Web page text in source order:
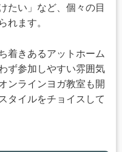
たい」など、個々の目
れます。
着きあるアットホーム
ず参加しやすい雰囲気
ンラインヨガ教室も開
タイルをチョイスして